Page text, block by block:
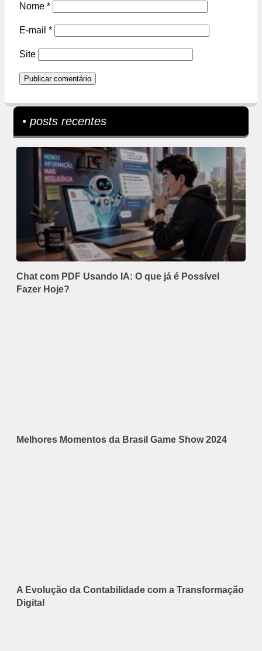
Nome *
E-mail *
Site
• posts recentes
Chat com PDF Usando IA: O que já é Possível
Fazer Hoje?
Melhores Momentos da Brasil Game Show 2024
A Evolução da Contabilidade com a Transformação
Digital